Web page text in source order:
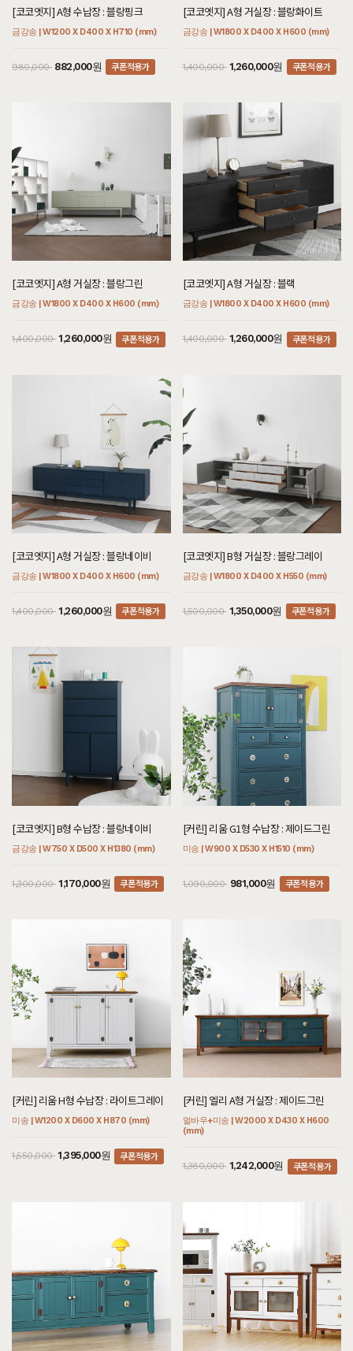
[코코엣지] A형 수납장 : 블랑핑크
금강송 | W1200 X D400 X H710 (mm)
980,000 882,000원 쿠폰적용가
[코코엣지] A형 거실장 : 블랑화이트
금강송 | W1800 X D400 X H600 (mm)
1,400,000 1,260,000원 쿠폰적용가
[코코엣지] A형 거실장 : 블랑그린
금강송 | W1800 X D400 X H600 (mm)
1,400,000 1,260,000원 쿠폰적용가
[코코엣지] A형 거실장 : 블랙
금강송 | W1800 X D400 X H600 (mm)
1,400,000 1,260,000원 쿠폰적용가
[코코엣지] A형 거실장 : 블랑네이비
금강송 | W1800 X D400 X H600 (mm)
1,400,000 1,260,000원 쿠폰적용가
[코코엣지] B형 거실장 : 블랑그레이
금강송 | W1800 X D400 X H550 (mm)
1,500,000 1,350,000원 쿠폰적용가
[코코엣지] B형 수납장 : 블랑네이비
금강송 | W750 X D500 X H1380 (mm)
1,300,000 1,170,000원 쿠폰적용가
[커린] 리움 G1형 수납장 : 제이드그린
미송 | W900 X D530 X H1510 (mm)
1,090,000 981,000원 쿠폰적용가
[커린] 리움 H형 수납장 : 라이트그레이
미송 | W1200 X D600 X H870 (mm)
1,550,000 1,395,000원 쿠폰적용가
[커린] 엘리 A형 거실장 : 제이드그린
멀바우+미송 | W2000 X D430 X H600
(mm)
1,380,000 1,242,000원 쿠폰적용가